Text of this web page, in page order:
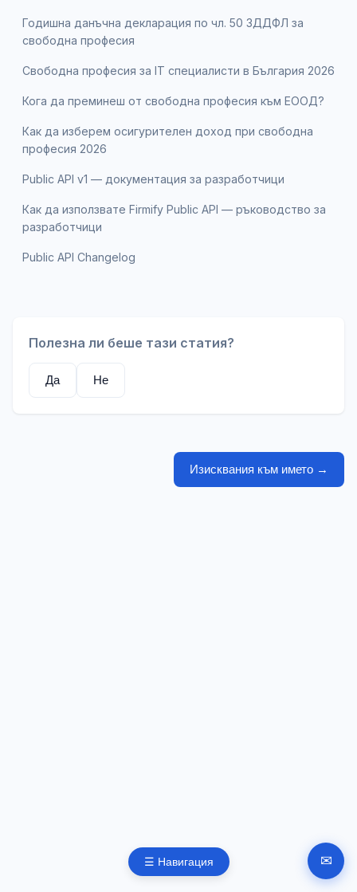
☰ Навигация
Годишна данъчна декларация по чл. 50 ЗДДФЛ за
свободна професия
Свободна професия за IT специалисти в България 2026
Кога да преминеш от свободна професия към ЕООД?
Как да изберем осигурителен доход при свободна
професия 2026
Public API v1 — документация за разработчици
Как да използвате Firmify Public API — ръководство за
разработчици
Public API Changelog
Полезна ли беше тази статия?
Да Не
Изисквания към името →
✉